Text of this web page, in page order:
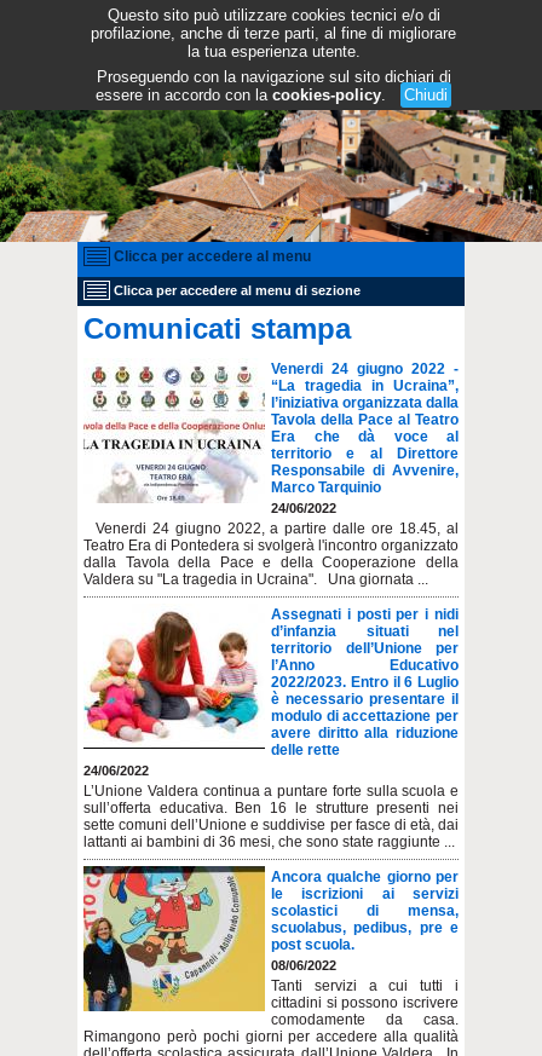
Questo sito può utilizzare cookies tecnici e/o di
profilazione, anche di terze parti, al fine di migliorare
la tua esperienza utente.
Proseguendo con la navigazione sul sito dichiari di
essere in accordo con la cookies-policy. Chiudi
Clicca per accedere al menu
Clicca per accedere al menu di sezione
Comunicati stampa
Venerdi 24 giugno 2022 -
“La tragedia in Ucraina”,
l’iniziativa organizzata dalla
Tavola della Pace al Teatro
Era che dà voce al
territorio e al Direttore
Responsabile di Avvenire,
Marco Tarquinio
24/06/2022
Venerdi 24 giugno 2022, a partire dalle ore 18.45, al
Teatro Era di Pontedera si svolgerà l'incontro organizzato
dalla Tavola della Pace e della Cooperazione della
Valdera su "La tragedia in Ucraina". Una giornata ...
Assegnati i posti per i nidi
d’infanzia situati nel
territorio dell’Unione per
l’Anno Educativo
2022/2023. Entro il 6 Luglio
è necessario presentare il
modulo di accettazione per
avere diritto alla riduzione
delle rette
24/06/2022
L’Unione Valdera continua a puntare forte sulla scuola e
sull’offerta educativa. Ben 16 le strutture presenti nei
sette comuni dell’Unione e suddivise per fasce di età, dai
lattanti ai bambini di 36 mesi, che sono state raggiunte ...
Ancora qualche giorno per
le iscrizioni ai servizi
scolastici di mensa,
scuolabus, pedibus, pre e
post scuola.
08/06/2022
Tanti servizi a cui tutti i
cittadini si possono iscrivere
comodamente da casa.
Rimangono però pochi giorni per accedere alla qualità